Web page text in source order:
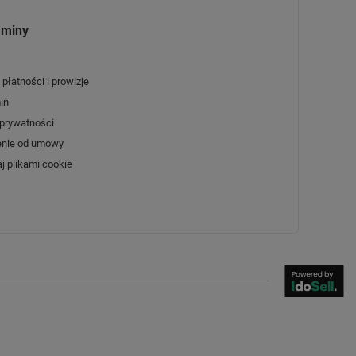
i prowizje
od umowy
plikami cookie